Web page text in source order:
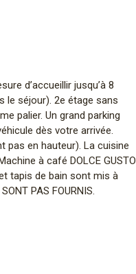
d’accueillir jusqu’à 8
le séjour). 2e étage sans
palier. Un grand parking
dès votre arrivée.
pas en hauteur). La cuisine
à café DOLCE GUSTO
tapis de bain sont mis à
PAS FOURNIS.